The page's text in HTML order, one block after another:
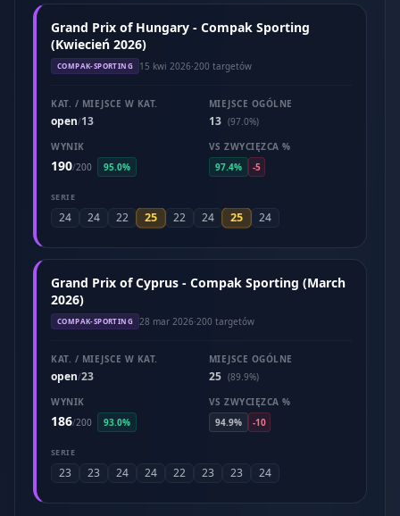
Grand Prix of Hungary - Compak Sporting
(Kwiecień 2026)
COMPAK-SPORTING 15 kwi 2026·200 targetów
KAT. / MIEJSCE W KAT.
open/13
MIEJSCE OGÓLNE
13 (97.0%)
WYNIK
190/200 95.0%
VS ZWYCIĘZCA %
97.4%
-5
SERIE
24 24 22 25 22 24 25 24
Grand Prix of Cyprus - Compak Sporting (March
2026)
COMPAK-SPORTING 28 mar 2026·200 targetów
KAT. / MIEJSCE W KAT.
open/23
MIEJSCE OGÓLNE
25 (89.9%)
WYNIK
186/200 93.0%
VS ZWYCIĘZCA %
94.9%
-10
SERIE
23 23 24 24 22 23 23 24